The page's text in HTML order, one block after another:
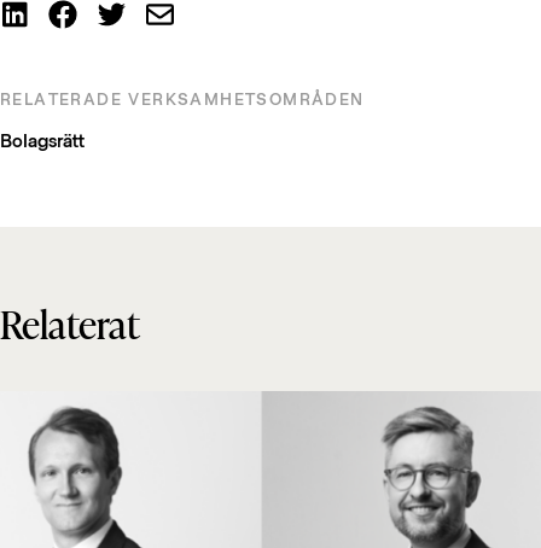
RELATERADE VERKSAMHETSOMRÅDEN
Bolagsrätt
Relaterat